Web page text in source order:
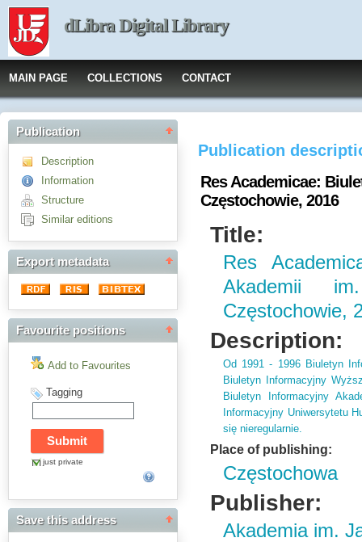
dLibra Digital Library
MAIN PAGE COLLECTIONS CONTACT
Publication
Description
Information
Structure
Similar editions
Export metadata
Favourite positions
Add to Favourites
Tagging
just private
Save this address
Publication
Res Academicae:
Częstochowie, 2016
Title:
Res
Akademii
Częstochowie,
Description:
Od 1991 - 1996 Biuletyn
Biuletyn Informacyjny
Biuletyn Informacyjny
Informacyjny Uniwersytetu
się nieregularnie.
Place of publishing:
Częstochowa
Publisher:
Akademia im.